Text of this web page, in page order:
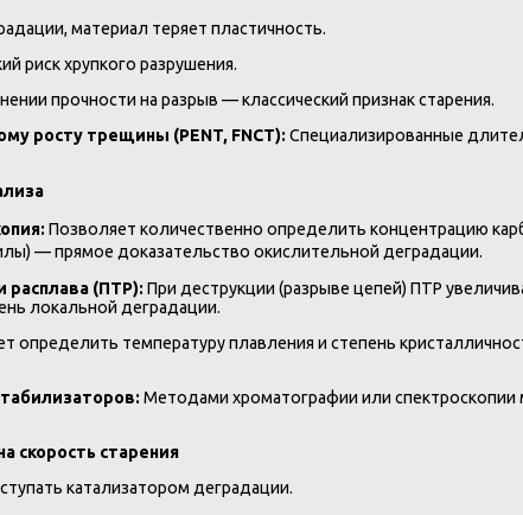
материал теряет пластичность.
риск хрупкого разрушения.
прочности на разрыв — классический признак старения.
росту трещины (PENT, FNCT):Специализированные
Позволяет количественно определить концентрацию
— прямое доказательство окислительной деградации.
расплава (ПТР):При деструкции (разрыве цепей) ПТР
локальной деградации.
определить температуру плавления и степень
Методами хроматографии или спектроскопии
скорость старения
катализатором деградации.